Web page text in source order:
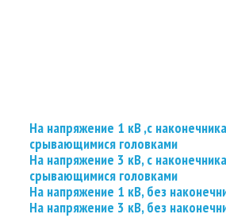
На напряжение 1 кВ ,с
срывающимися головками
На напряжение 3 кВ, с
срывающимися головками
На напряжение 1 кВ, без
На напряжение 3 кВ, без